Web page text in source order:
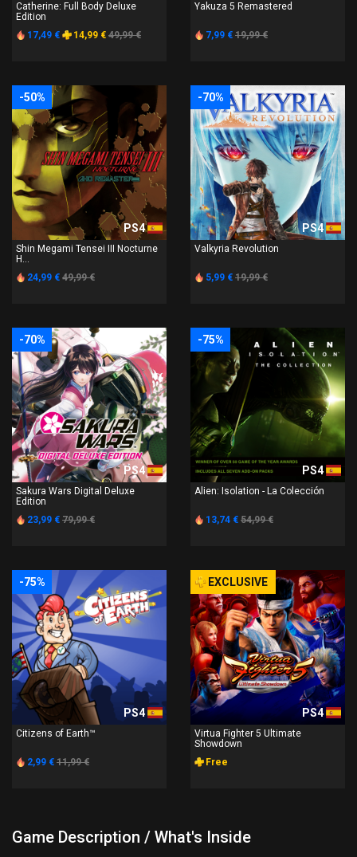
Catherine: Full Body Deluxe
Edition
17,49 €
14,99 € 49,99 €
Yakuza 5 Remastered
7,99 € 19,99 €
-50%
PS4
Shin Megami Tensei III Nocturne
H...
24,99 € 49,99 €
-70%
PS4
Valkyria Revolution
5,99 € 19,99 €
-70%
PS4
Sakura Wars Digital Deluxe
Edition
23,99 € 79,99 €
-75%
PS4
Alien: Isolation - La Colección
13,74 € 54,99 €
-75%
PS4
Citizens of Earth™
2,99 € 11,99 €
EXCLUSIVE
PS4
Virtua Fighter 5 Ultimate
Showdown
Free
Game Description / What's Inside